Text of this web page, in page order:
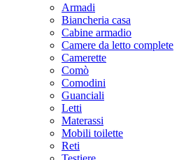
Armadi
Biancheria casa
Cabine armadio
Camere da letto complete
Camerette
Comò
Comodini
Guanciali
Letti
Materassi
Mobili toilette
Reti